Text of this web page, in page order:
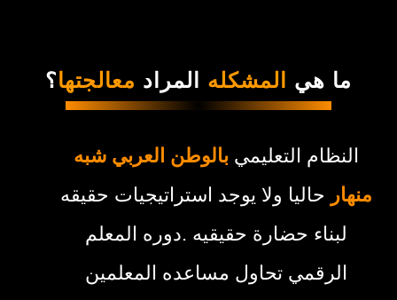
ما هي المشكله المراد معالجتها؟
النظام التعليمي بالوطن العربي شبه
منهار حاليا ولا يوجد استراتيجيات حقيقه
لبناء حضارة حقيقيه .دوره المعلم
الرقمي تحاول مساعده المعلمين